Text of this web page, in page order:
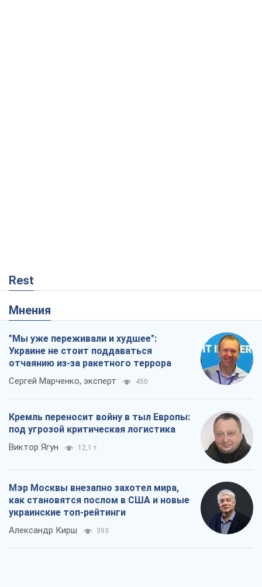
Rest
Мнения
"Мы уже переживали и худшее":
Украине не стоит поддаваться
отчаянию из-за ракетного террора
Сергей Марченко, эксперт 450
Кремль переносит войну в тыл Европы:
под угрозой критическая логистика
Виктор Ягун 12,1 т.
Мэр Москвы внезапно захотел мира,
как становятся послом в США и новые
украинские топ-рейтинги
Александр Кирш 393